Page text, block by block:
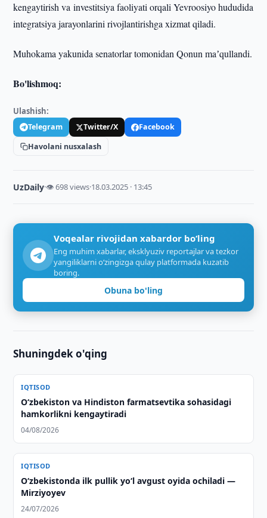
kengaytirish va investitsiya faoliyati orqali Yevroosiyo hududida
integratsiya jarayonlarini rivojlantirishga xizmat qiladi.
Muhokama yakunida senatorlar tomonidan Qonun maʼqullandi.
Bo'lishmoq:
Ulashish:
Telegram Twitter/X
Facebook
Havolani nusxalash
UzDaily·👁 698 views·18.03.2025 · 13:45
Voqealar rivojidan xabardor bo‘ling
Eng muhim xabarlar, eksklyuziv reportajlar va tezkor
yangiliklarni o‘zingizga qulay platformada kuzatib
boring.
Obuna bo'ling
Shuningdek o'qing
IQTISOD
Oʻzbekiston va Hindiston farmatsevtika sohasidagi
hamkorlikni kengaytiradi
04/08/2026
IQTISOD
O‘zbekistonda ilk pullik yo‘l avgust oyida ochiladi —
Mirziyoyev
24/07/2026